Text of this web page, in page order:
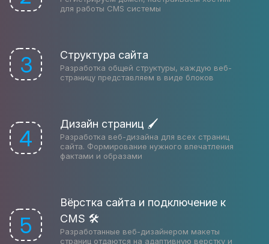
для работы CMS системы
3 Структура сайта
Разработка общей структуры, каждую веб-
страницу представляем в виде блоков
4
Дизайн страниц 🖌
Разработка веб-дизайна для всех страниц
сайта. Формирование нужного впечатления
фактами и образами
5
Вёрстка сайта и подключение к
CMS 🛠
Разработанные веб-дизайнером макеты
страниц отдаются на адаптивную верстку и